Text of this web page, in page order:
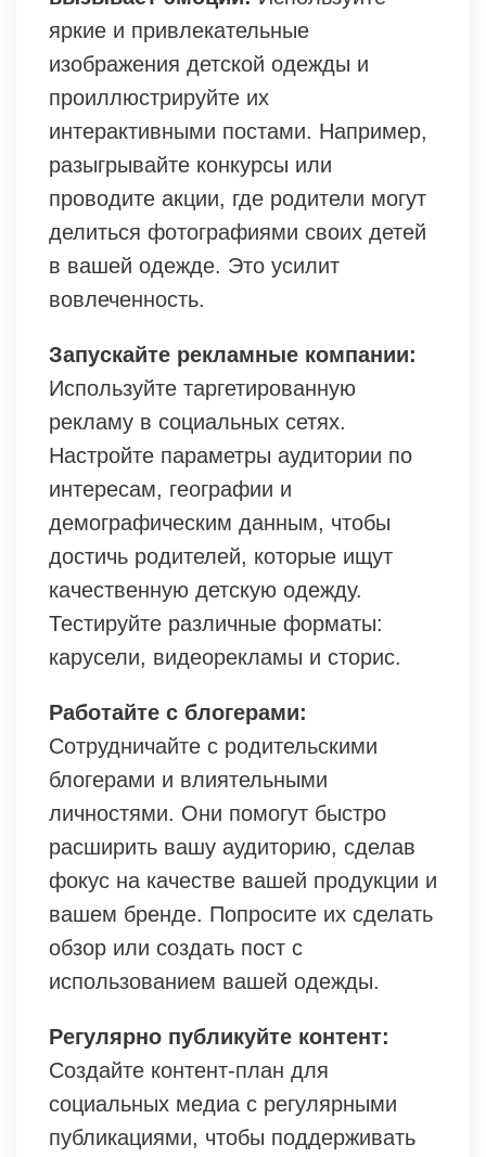
яркие и привлекательные
изображения детской одежды и
проиллюстрируйте их
интерактивными постами. Например,
разыгрывайте конкурсы или
проводите акции, где родители могут
делиться фотографиями своих детей
в вашей одежде. Это усилит
вовлеченность.
Запускайте рекламные компании:
Используйте таргетированную
рекламу в социальных сетях.
Настройте параметры аудитории по
интересам, географии и
демографическим данным, чтобы
достичь родителей, которые ищут
качественную детскую одежду.
Тестируйте различные форматы:
карусели, видеорекламы и сторис.
Работайте с блогерами:
Сотрудничайте с родительскими
блогерами и влиятельными
личностями. Они помогут быстро
расширить вашу аудиторию, сделав
фокус на качестве вашей продукции и
вашем бренде. Попросите их сделать
обзор или создать пост с
использованием вашей одежды.
Регулярно публикуйте контент:
Создайте контент-план для
социальных медиа с регулярными
публикациями, чтобы поддерживать